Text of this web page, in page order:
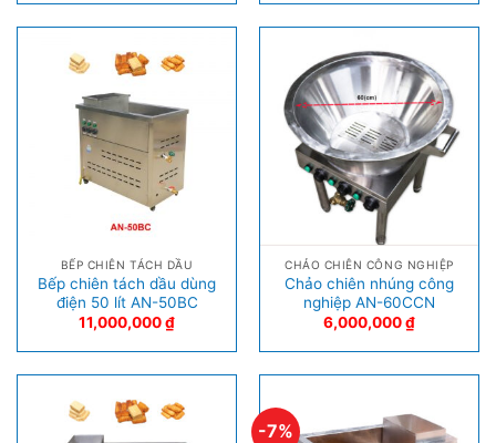
BẾP CHIÊN TÁCH DẦU
Bếp chiên tách dầu dùng
điện 50 lít AN-50BC
11,000,000₫
CHẢO CHIÊN CÔNG NGHIỆP
Chảo chiên nhúng công
nghiệp AN-60CCN
6,000,000₫
-7%